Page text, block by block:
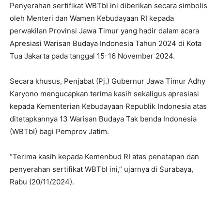
Penyerahan sertifikat WBTbI ini diberikan secara simbolis
oleh Menteri dan Wamen Kebudayaan RI kepada
perwakilan Provinsi Jawa Timur yang hadir dalam acara
Apresiasi Warisan Budaya Indonesia Tahun 2024 di Kota
Tua Jakarta pada tanggal 15-16 November 2024.
Secara khusus, Penjabat (Pj.) Gubernur Jawa Timur Adhy
Karyono mengucapkan terima kasih sekaligus apresiasi
kepada Kementerian Kebudayaan Republik Indonesia atas
ditetapkannya 13 Warisan Budaya Tak benda Indonesia
(WBTbI) bagi Pemprov Jatim.
“Terima kasih kepada Kemenbud RI atas penetapan dan
penyerahan sertifikat WBTbI ini,” ujarnya di Surabaya,
Rabu (20/11/2024).